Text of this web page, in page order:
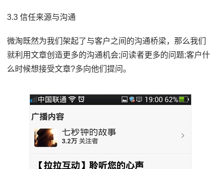
3.3 信任来源与沟通
微淘既然为我们架起了与客户之间的沟通桥梁，那么我们
就利用文章创造更多的沟通机会;问读者更多的问题;客户什
么时候想接受文章?多向他们提问。